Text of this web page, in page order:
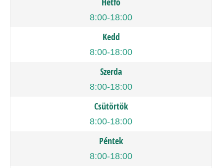
8:00-18:00
Kedd
8:00-18:00
Szerda
8:00-18:00
Csütörtök
8:00-18:00
Péntek
8:00-18:00